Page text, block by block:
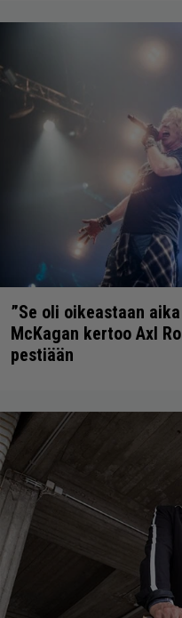
”Se oli oikeastaan
McKagan kertoo Axl
pestiään